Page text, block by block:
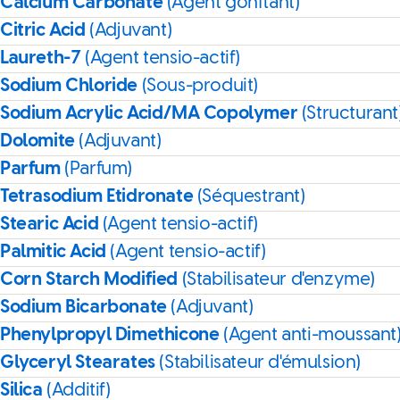
Citric Acid (Adjuvant)
Laureth-7 (Agent tensio-actif)
Sodium Chloride (Sous-produit)
Sodium Acrylic Acid/MA Copolymer
Dolomite (Adjuvant)
Parfum (Parfum)
Tetrasodium Etidronate (Séquestrant)
Stearic Acid (Agent tensio-actif)
Palmitic Acid (Agent tensio-actif)
Corn Starch Modified (Stabilisateur d'enzyme)
Sodium Bicarbonate (Adjuvant)
Phenylpropyl Dimethicone (Agent anti-
Glyceryl Stearates (Stabilisateur d'émulsion)
Silica (Additif)